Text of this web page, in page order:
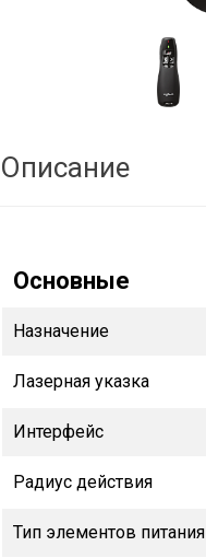
Описание
Основные
Назначение
Лазерная указка
Интерфейс
Радиус действия
Тип элементов питания